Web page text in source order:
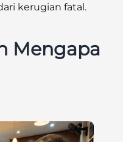
kerugian fatal.
Mengapa